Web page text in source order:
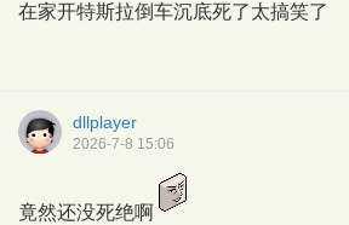
在家开特斯拉倒车沉底死了太搞笑了
dllplayer
2026-7-8 15:06
竟然还没死绝啊